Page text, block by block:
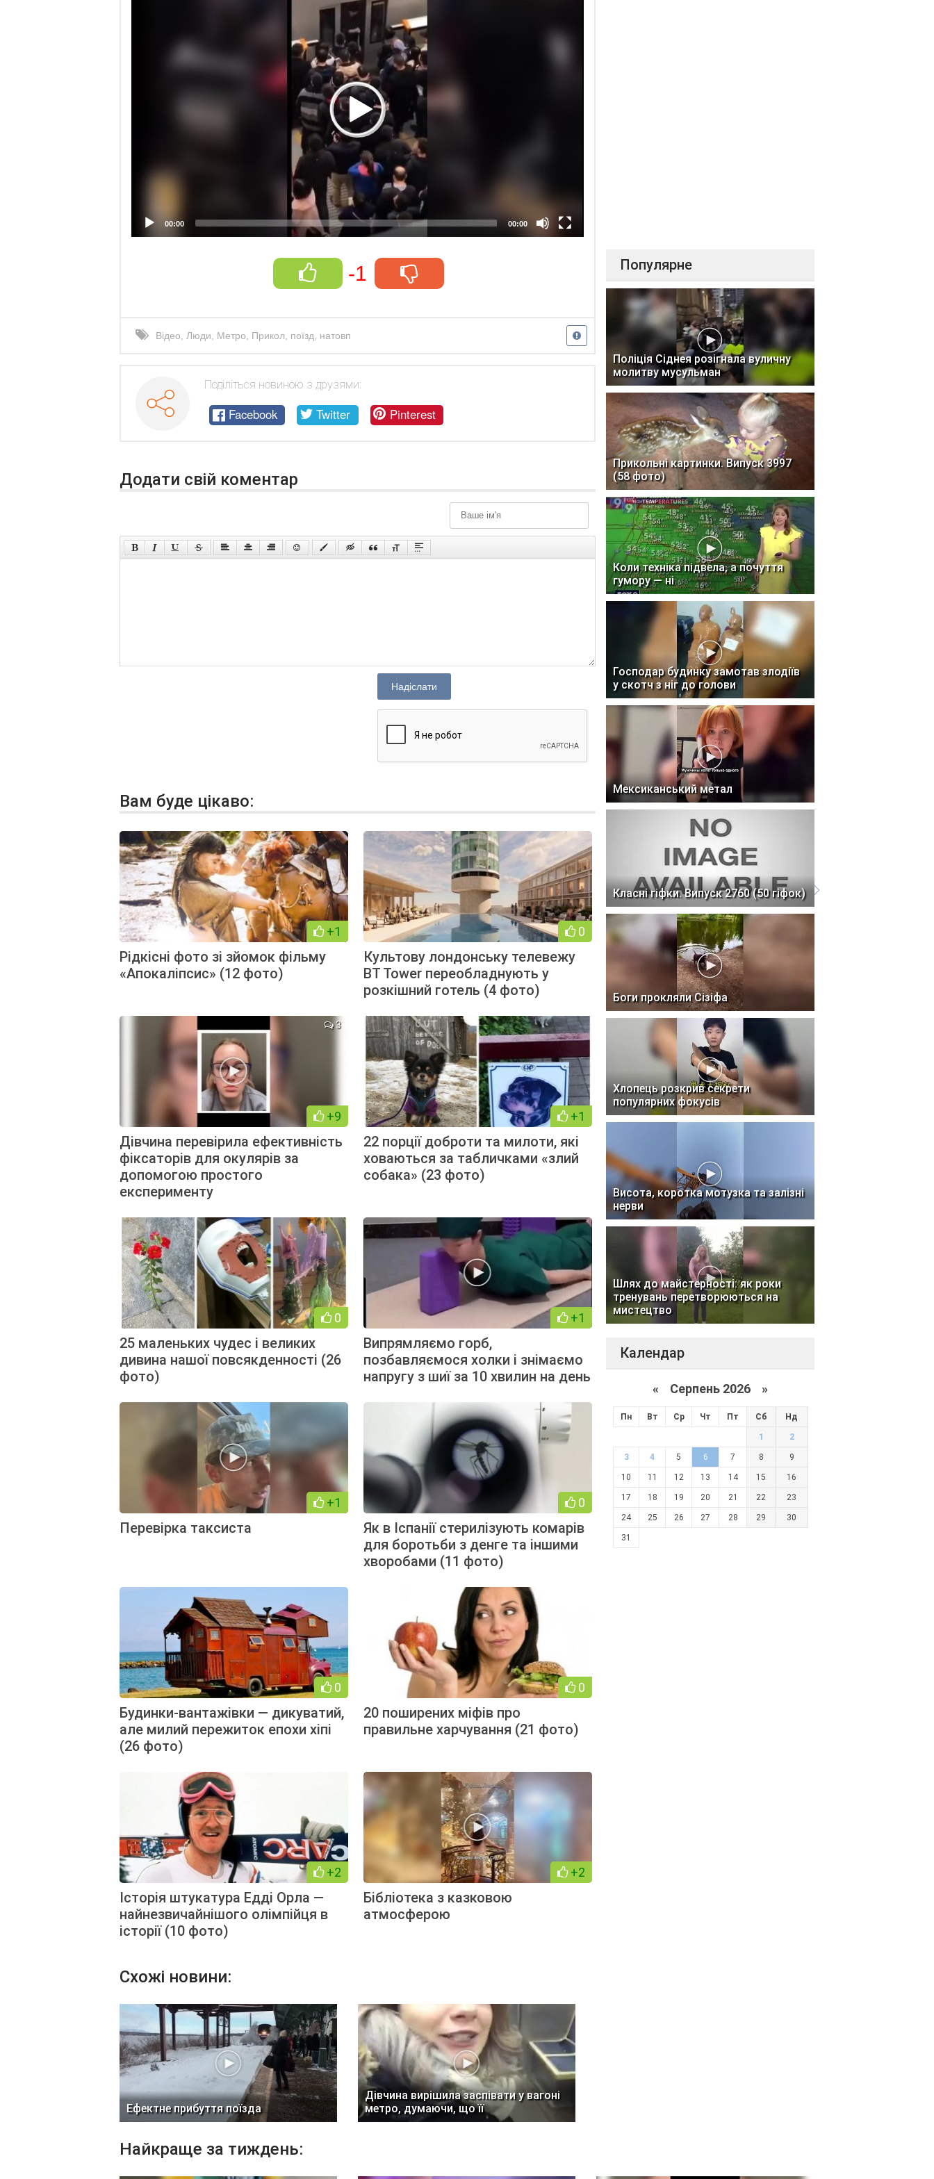
00:00 00:00
-1
Відео Люди Метро ​​Прикол поїзд натовп
Поділіться новиною з друзями:
Facebook Twitter Pinterest
Додати свій коментар
Надіслати
Вам буде цікаво:
+1
Рідкісні фото зі зйомок фільму
«Апокаліпсис» (12 фото)
0
Культову лондонську телевежу
BT Tower переобладнують у
розкішний готель (4 фото)
+9
3
Дівчина перевірила ефективність
фіксаторів для окулярів за
допомогою простого
експерименту
+1
22 порції доброти та милоти, які
ховаються за табличками «злий
собака» (23 фото)
0
25 маленьких чудес і великих
дивина нашої повсякденності (26
фото)
+1
Випрямляємо горб,
позбавляємося холки і знімаємо
напругу з шиї за 10 хвилин на день
+1
Перевірка таксиста
0
Як в Іспанії стерилізують комарів
для боротьби з денге та іншими
хворобами (11 фото)
0
Будинки-вантажівки — дикуватий,
але милий пережиток епохи хіпі
(26 фото)
0
20 поширених міфів про
правильне харчування (21 фото)
+2
Історія штукатура Едді Орла —
найнезвичайнішого олімпійця в
історії (10 фото)
+2
Бібліотека з казковою
атмосферою
Популярне
Поліція Сіднея розігнала вуличну
молитву мусульман
Прикольні картинки. Випуск 3997
(58 фото)
Коли техніка підвела, а почуття
гумору — ні
Господар будинку замотав злодіїв
у скотч з ніг до голови
Мексиканський метал
Класні гіфки. Випуск 2760 (50 гіфок)
Боги прокляли Сізіфа
Хлопець розкрив секрети
популярних фокусів
Висота, коротка мотузка та залізні
нерви
Шлях до майстерності: як роки
тренувань перетворюються на
мистецтво
Календар
« Серпень 2026 »
Пн Вт Ср Чт Пт Сб Нд
1 2
3 4 5 6 7 8 9
10 11 12 13 14 15 16
17 18 19 20 21 22 23
24 25 26 27 28 29 30
31
Схожі новини:
Ефектне прибуття поїзда
Дівчина вирішила заспівати у вагоні
метро, думаючи, що її
Найкраще за тиждень: